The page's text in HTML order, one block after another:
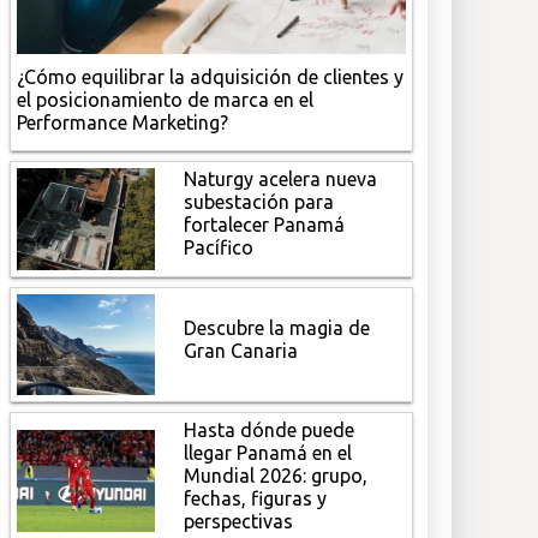
¿Cómo equilibrar la adquisición de clientes y
el posicionamiento de marca en el
Performance Marketing?
Naturgy acelera nueva
subestación para
fortalecer Panamá
Pacífico
Descubre la magia de
Gran Canaria
Hasta dónde puede
llegar Panamá en el
Mundial 2026: grupo,
fechas, figuras y
perspectivas